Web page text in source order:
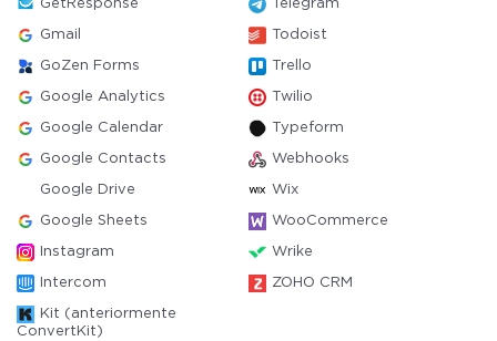
GetResponse Telegram
Gmail Todoist
GoZen Forms Trello
Google Analytics Twilio
Google Calendar Typeform
Google Contacts Webhooks
Google Drive Wix
Google Sheets WooCommerce
Instagram Wrike
Intercom ZOHO CRM
Kit (anteriormente
ConvertKit)